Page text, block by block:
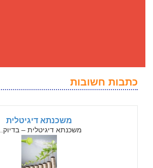
כתבות חשובות
משכנתא דיגיטלית
משכנתא דיגיטלית – בדיוק...